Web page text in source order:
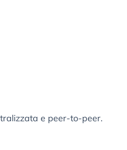
e peer-to-peer.